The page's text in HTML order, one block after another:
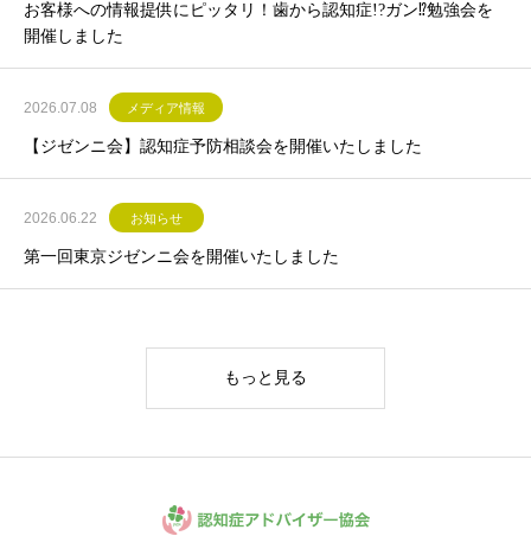
お客様への情報提供にピッタリ！歯から認知症!?ガン⁉勉強会を
開催しました
2026.07.08 メディア情報
【ジゼンニ会】認知症予防相談会を開催いたしました
2026.06.22 お知らせ
第一回東京ジゼンニ会を開催いたしました
もっと見る